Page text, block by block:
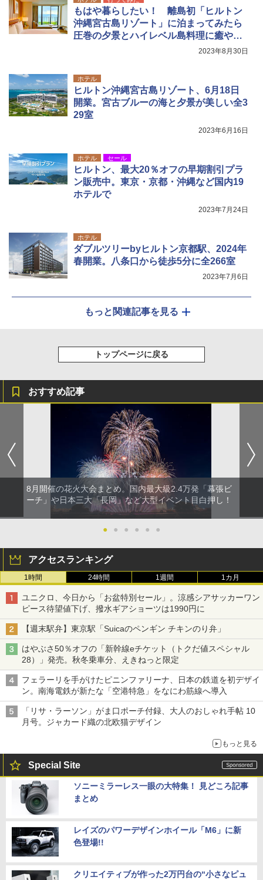
もはや暮らしたい！ 離島初「ヒルトン
沖縄宮古島リゾート」に泊まってみたら
圧巻の夕景とハイレベル島料理に癒やさ
2023年8月30日
ホテル
ヒルトン沖縄宮古島リゾート、6月18日
開業。宮古ブルーの海と夕景が美しい全3
29室
2023年6月16日
ホテル セール
ヒルトン、最大20％オフの早期割引プラ
ン販売中。東京・京都・沖縄など国内19
ホテルで
2023年7月24日
ホテル
ダブルツリーbyヒルトン京都駅、2024年
春開業。八条口から徒歩5分に全266室
2023年7月6日
もっと関連記事を見る
トップページに戻る
おすすめ記事
8月開催の花火大会まとめ。国内最大級2.4万発「幕張ビ
ーチ」や日本三大「長岡」など大型イベント目白押し！
● ● ● ● ● ●
アクセスランキング
1時間 24時間 1週間 1カ月
ユニクロ、今日から「お盆特別セール」。涼感シアサッカーワン
ピース待望値下げ、撥水ギアショーツは1990円に
【週末駅弁】東京駅「Suicaのペンギン チキンのり弁」
はやぶさ50％オフの「新幹線eチケット（トクだ値スペシャル
28）」発売。秋冬乗車分、えきねっと限定
フェラーリを手がけたピニンファリーナ、日本の鉄道を初デザイ
ン。南海電鉄が新たな「空港特急」をなにわ筋線へ導入
「リサ・ラーソン」がま口ポーチ付録、大人のおしゃれ手帖 10
月号。ジャカード織の北欧猫デザイン
もっと見る
Special Site
ソニーミラーレス一眼の大特集！ 見どころ記事
まとめ
レイズのパワーデザインホイール「M6」に新
色登場!!
クリエイティブが作った2万円台の“小さなピュ